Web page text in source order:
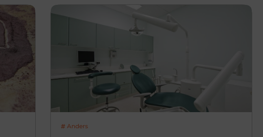
Anders